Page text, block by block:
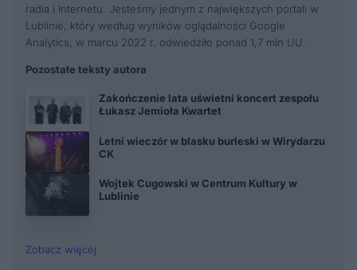
radia i Internetu. Jesteśmy jednym z największych portali w
Lublinie, który według wyników oglądalności Google
Analytics, w marcu 2022 r. odwiedziło ponad 1,7 mln UU.
Pozostałe teksty autora
Zakończenie lata uświetni koncert zespołu
Łukasz Jemioła Kwartet
Letni wieczór w blasku burleski w Wirydarzu
CK
Wojtek Cugowski w Centrum Kultury w
Lublinie
Zobacz więcej